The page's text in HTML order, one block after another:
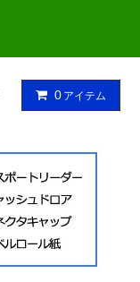
0 アイテム